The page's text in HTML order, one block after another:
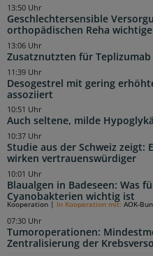
Geschlechtersensible
orthopädischen Reha
13:50 Uhr
Zusatznutzten für
13:06 Uhr
Desogestrel mit gering
assoziiert
11:39 Uhr
Auch seltene, milde
10:51 Uhr
Studie aus der Schweiz
wirken vertrauenswürdiger
10:37 Uhr
Blaualgen in Badeseen: Was
Cyanobakterien wichtig ist
10:01 Uhr
Tumoroperationen:
Zentralisierung der
Kooperation | In Kooperation mit: AOK-
07:30 Uhr